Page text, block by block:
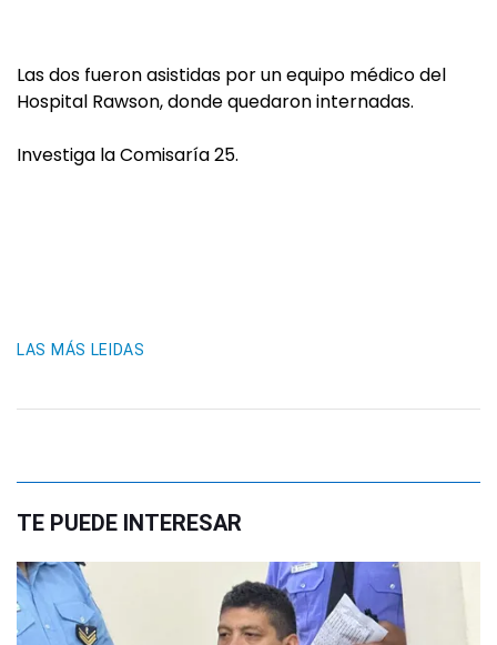
Las dos fueron asistidas por un equipo médico del
Hospital Rawson, donde quedaron internadas.
Investiga la Comisaría 25.
LAS MÁS LEIDAS
TE PUEDE INTERESAR